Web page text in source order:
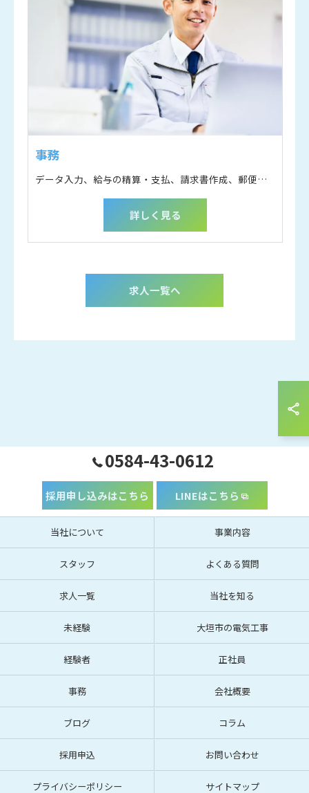
事務
データ入力、給与の精算・支払、請求書作成、郵便物の対応など
詳しく見る
求人一覧へ
0584-43-0612
採用申し込みはこちら LINEはこちら
当社について 事業内容
スタッフ よくある質問
求人一覧 当社を知る
未経験 大垣市の電気工事
経験者 正社員
事務 会社概要
ブログ コラム
採用申込 お問い合わせ
プライバシーポリシー サイトマップ